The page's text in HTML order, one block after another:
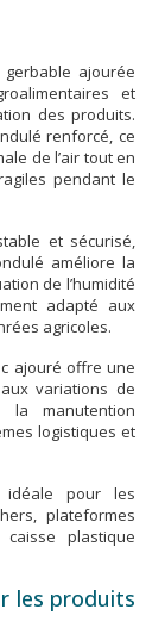
gerbable ajourée
et
des produits.
renforcé, ce
de l’air tout en
pendant le
et sécurisé,
améliore la
de l’humidité
adapté aux
agricoles.
ajouré offre une
variations de
la manutention
logistiques et
idéale pour les
plateformes
plastique
les produits